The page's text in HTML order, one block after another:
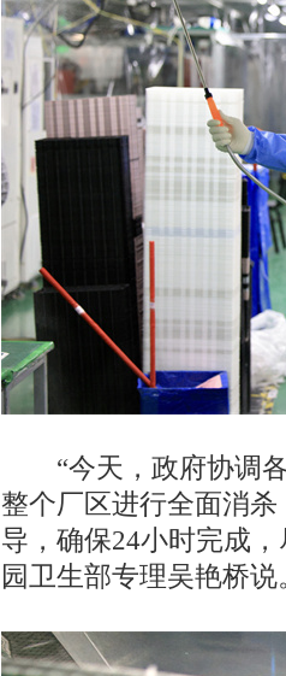
“今天，政府协调各
整个厂区进行全面消
导，确保24小时完成
园卫生部专理吴艳桥说